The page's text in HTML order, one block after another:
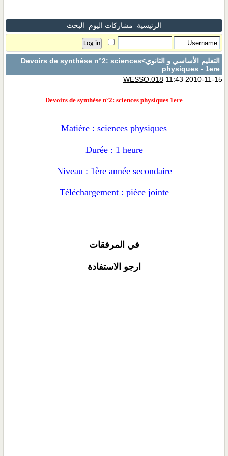
الرئيسية مشاركات اليوم البحث
التعليم الأساسي و الثانوي >Devoirs de synthèse n°2: sciences
physiques - 1ere
WESSO.01811:43 2010-11-15
Devoirs de synthèse n°2: sciences physiques 1ere
Matière : sciences physiques
Durée : 1 heure
Niveau : 1ère année secondaire
Téléchargement : pièce jointe
في المرفقات
ارجو الاستفادة